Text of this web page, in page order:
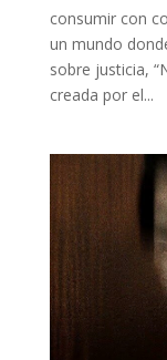
consumir con
un mundo
sobre justicia,
creada por el...